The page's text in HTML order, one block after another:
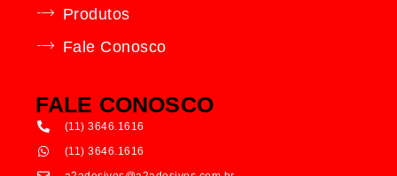
Produtos
Fale Conosco
FALE CONOSCO
(11) 3646.1616
(11) 3646.1616